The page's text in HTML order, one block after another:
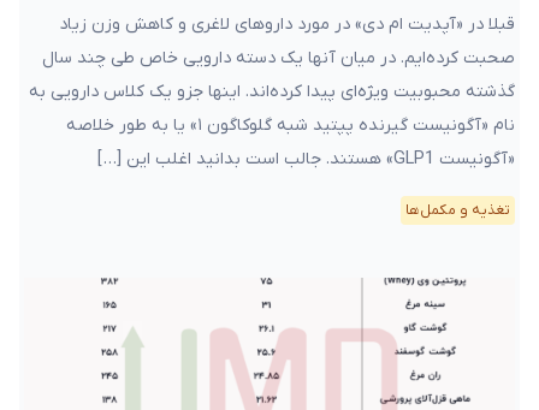
قبلا در «آپدیت ام دی» در مورد داروهای لاغری و کاهش وزن زیاد
صحبت کرده‌ایم. در میان آنها یک دسته دارویی خاص طی چند سال
گذشته محبوبیت ویژه‌ای پیدا کرده‌اند. اینها جزو یک کلاس دارویی به
نام «آگونیست گیرنده پپتید شبه گلوکاگون ۱» یا به طور خلاصه
«آگونیست GLP1» هستند. جالب است بدانید اغلب این […]
تغذیه و مکمل‌ها